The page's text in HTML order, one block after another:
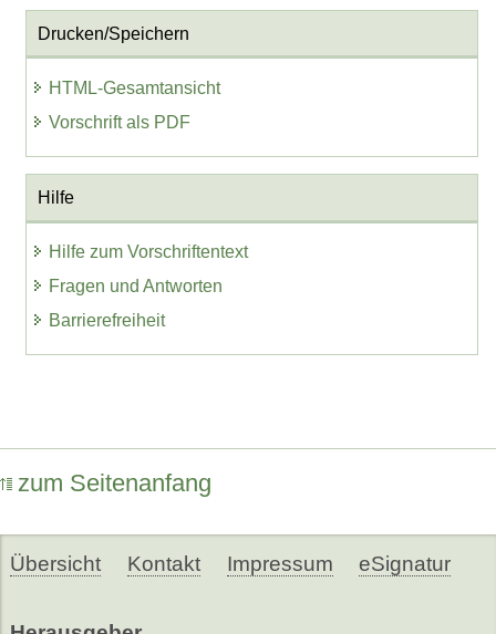
Drucken/Speichern
HTML-Gesamtansicht
Vorschrift als PDF
Hilfe
Hilfe zum Vorschriftentext
Fragen und Antworten
Barrierefreiheit
zum Seitenanfang
Übersicht Kontakt Impressum eSignatur